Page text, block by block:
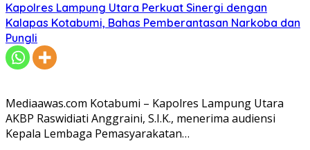
Kapolres Lampung Utara Perkuat Sinergi dengan
Kalapas Kotabumi, Bahas Pemberantasan Narkoba dan
Pungli
Mediaawas.com Kotabumi – Kapolres Lampung Utara
AKBP Raswidiati Anggraini, S.I.K., menerima audiensi
Kepala Lembaga Pemasyarakatan…